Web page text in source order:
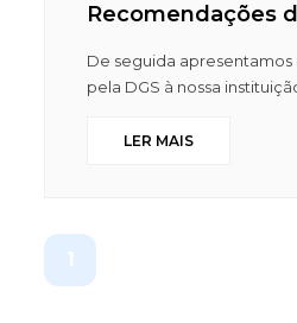
Recomendações
De seguida
pela DGS à nossa
LER MAIS
1